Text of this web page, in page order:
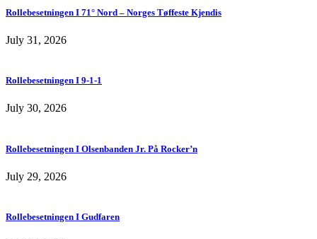
Rollebesetningen I 71° Nord – Norges Tøffeste Kjendis
July 31, 2026
Rollebesetningen I 9-1-1
July 30, 2026
Rollebesetningen I Olsenbanden Jr. På Rocker’n
July 29, 2026
Rollebesetningen I Gudfaren